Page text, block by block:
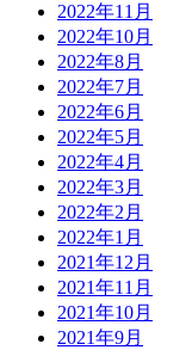
2022年11月
2022年10月
2022年8月
2022年7月
2022年6月
2022年5月
2022年4月
2022年3月
2022年2月
2022年1月
2021年12月
2021年11月
2021年10月
2021年9月